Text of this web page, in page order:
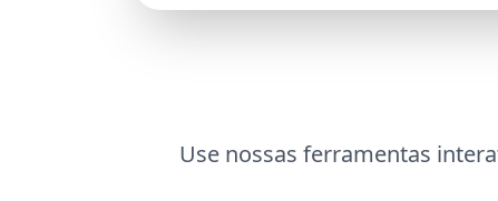
Use nossas ferramentas